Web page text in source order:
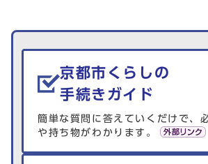
生活情報を探す
京都市くらしの
手続きガイド
簡単な質問に答えていくだけで、
や持ち物がわかります。